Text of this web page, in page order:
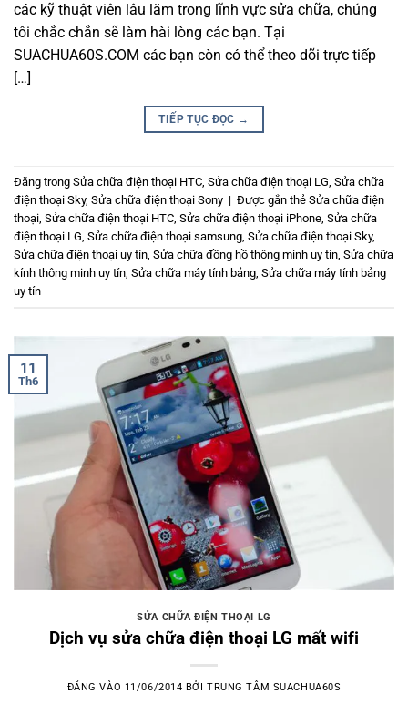
các kỹ thuật viên lâu lăm trong lĩnh vực sửa chữa, chúng
tôi chắc chắn sẽ làm hài lòng các bạn. Tại
SUACHUA60S.COM các bạn còn có thể theo dõi trực tiếp
[…]
TIẾP TỤC ĐỌC →
Đăng trong Sửa chữa điện thoại HTC Sửa chữa điện thoại LG Sửa chữa
điện thoại Sky, Sửa chữa điện thoại Sony | Được gắn thẻ Sửa chữa điện
thoại Sửa chữa điện thoại HTC Sửa chữa điện thoại iPhone Sửa chữa
điện thoại LG Sửa chữa điện thoại samsung Sửa chữa điện thoại Sky,
Sửa chữa điện thoại uy tín Sửa chữa đồng hồ thông minh uy tín Sửa chữa
kính thông minh uy tín Sửa chữa máy tính bảng Sửa chữa máy tính bảng
uy tín
11
Th6
SỬA CHỮA ĐIỆN THOẠI LG
Dịch vụ sửa chữa điện thoại LG mất wifi
ĐĂNG VÀO 11/06/2014 BỞITRUNG TÂM SUACHUA60S